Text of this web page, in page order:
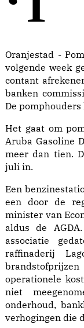
Oranjestad -
volgende week
contant
banken
De
Het gaat om
Aruba Gasoline
meer dan tien.
juli in.
Een
een door de
minister van
aldus de
associatie
raffinaderij
operationele
niet
onderhoud,
verhogingen die